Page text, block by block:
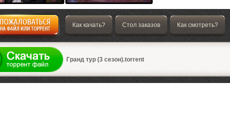
Как качать? Стол заказов Как смотреть?
Гранд тур (3 сезон).torrent